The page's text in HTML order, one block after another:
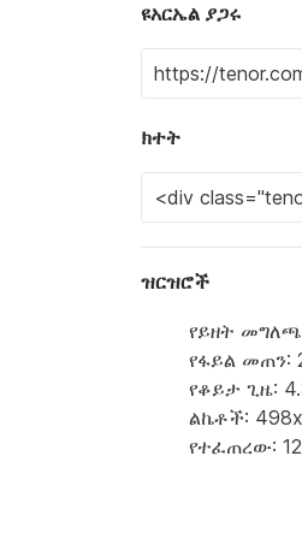
ዩአርኤል ያጋሩ
ክተት
ዝርዝሮች
የይዘት መግለጫ:
የፋይል መጠን:
የቆይታ ጊዜ:
ልኬቶች:
የተፈጠረው: